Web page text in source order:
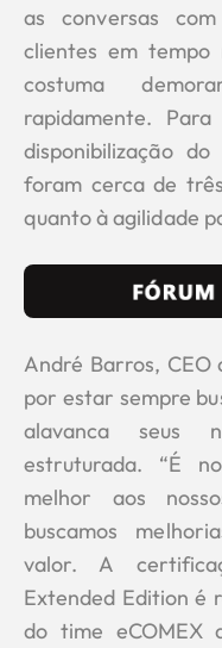
as conversas
clientes em tempo
costuma
rapidamente.
disponibilização
foram cerca de
quanto à agilidade
André Barros, CEO
por estar sempre
alavanca seus
estruturada. “É
melhor aos
buscamos
valor. A
Extended Edition é
do time eCOMEX